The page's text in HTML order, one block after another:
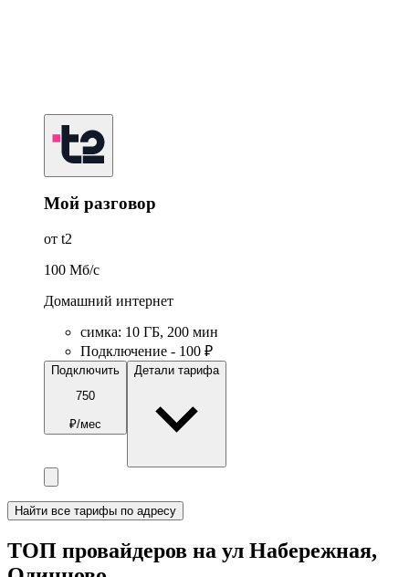
Мой разговор
от t2
100 Мб/c
Домашний интернет
симка: 10 ГБ, 200 мин
Подключение - 100 ₽
Подключить
750
₽/мес
Детали тарифа
Найти все тарифы по адресу
ТОП провайдеров на ул Набережная,